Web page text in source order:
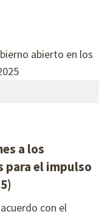
a los
el impulso
con el